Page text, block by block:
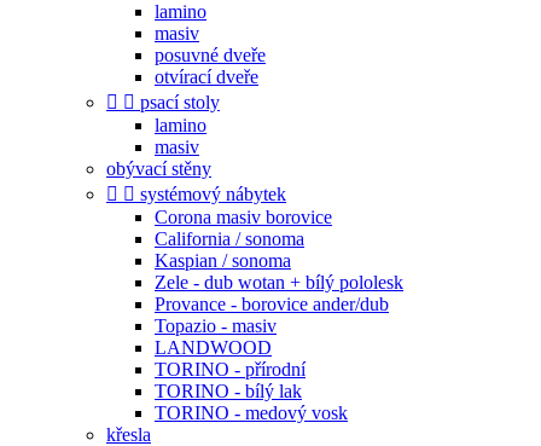
lamino
masiv
posuvné dveře
otvírací dveře
  psací stoly
lamino
masiv
obývací stěny
  systémový nábytek
Corona masiv borovice
California / sonoma
Kaspian / sonoma
Zele - dub wotan + bílý pololesk
Provance - borovice ander/dub
Topazio - masiv
LANDWOOD
TORINO - přírodní
TORINO - bílý lak
TORINO - medový vosk
křesla